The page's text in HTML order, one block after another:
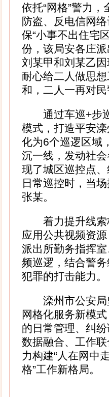
依托“网格”警力
防盗、反电信网
保“小事不出住宅
份，该局安各庄
刘某甲和刘某乙
耐心给二人做思
和，二人一再对民
通过车巡+步巡
模式，打造平安
化为6个巡逻区域
沉一线，发动社
现了城区巡控点
日常巡控时，当
张某。
着力提升线索
应用公共视频资
派出所勤务指挥
频巡逻，结合警
犯罪的打击能力。
滦州市公安局
网格化服务新模
的日常管理、纠
数据融合、工作
力构建“人在网中
格”工作新格局。